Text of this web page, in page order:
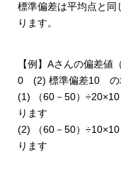
標準偏差は平均点と同
ります。
【例】Aさんの偏差
0 (2) 標準偏差10 の
(1) （60－50）
ります
(2) （60－50）
ります